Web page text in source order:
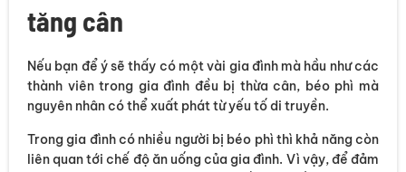
tăng cân
Nếu bạn để ý sẽ thấy có một vài gia đình mà hầu như các
thành viên trong gia đình đều bị thừa cân, béo phì mà
nguyên nhân có thể xuất phát từ yếu tố di truyền.
Trong gia đình có nhiều người bị béo phì thì khả năng còn
liên quan tới chế độ ăn uống của gia đình. Vì vậy, để đảm